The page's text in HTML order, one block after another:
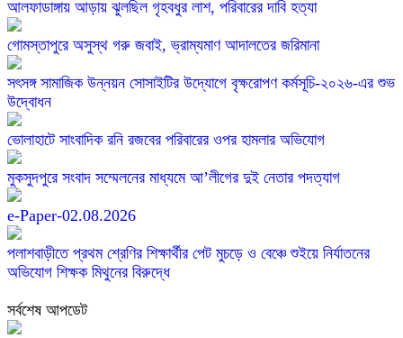
আলফাডাঙ্গায় আড়ায় ঝুলছিল গৃহবধুর লাশ, পরিবারের দাবি হত্যা
গোমস্তাপুরে অসুস্থ গরু জবাই, ভ্রাম্যমাণ আদালতের জরিমানা
সৎসঙ্গ সামাজিক উন্নয়ন সোসাইটির উদ্যোগে বৃক্ষরোপণ কর্মসূচি-২০২৬-এর শুভ
উদ্বোধন
ভোলাহাটে সাংবাদিক রনি রজবের পরিবারের ওপর হামলার অভিযোগ
মুকসুদপুরে সংবাদ সম্মেলনের মাধ্যমে আ’লীগের দুই নেতার পদত্যাগ
e-Paper-02.08.2026
পলাশবাড়ীতে প্রথম শ্রেণির শিক্ষার্থীর পেট মুচড়ে ও বেঞ্চে শুইয়ে নির্যাতনের
অভিযোগ শিক্ষক মিথুনের বিরুদ্ধে
সর্বশেষ আপডেট